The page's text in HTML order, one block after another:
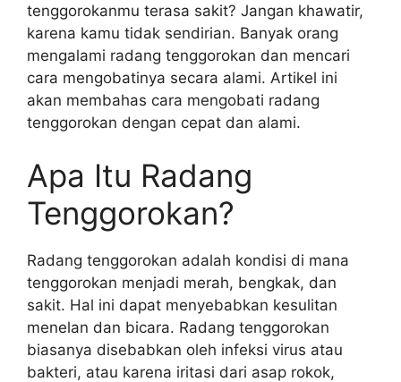
tenggorokanmu terasa sakit? Jangan khawatir,
karena kamu tidak sendirian. Banyak orang
mengalami radang tenggorokan dan mencari
cara mengobatinya secara alami. Artikel ini
akan membahas cara mengobati radang
tenggorokan dengan cepat dan alami.
Apa Itu Radang
Tenggorokan?
Radang tenggorokan adalah kondisi di mana
tenggorokan menjadi merah, bengkak, dan
sakit. Hal ini dapat menyebabkan kesulitan
menelan dan bicara. Radang tenggorokan
biasanya disebabkan oleh infeksi virus atau
bakteri, atau karena iritasi dari asap rokok,